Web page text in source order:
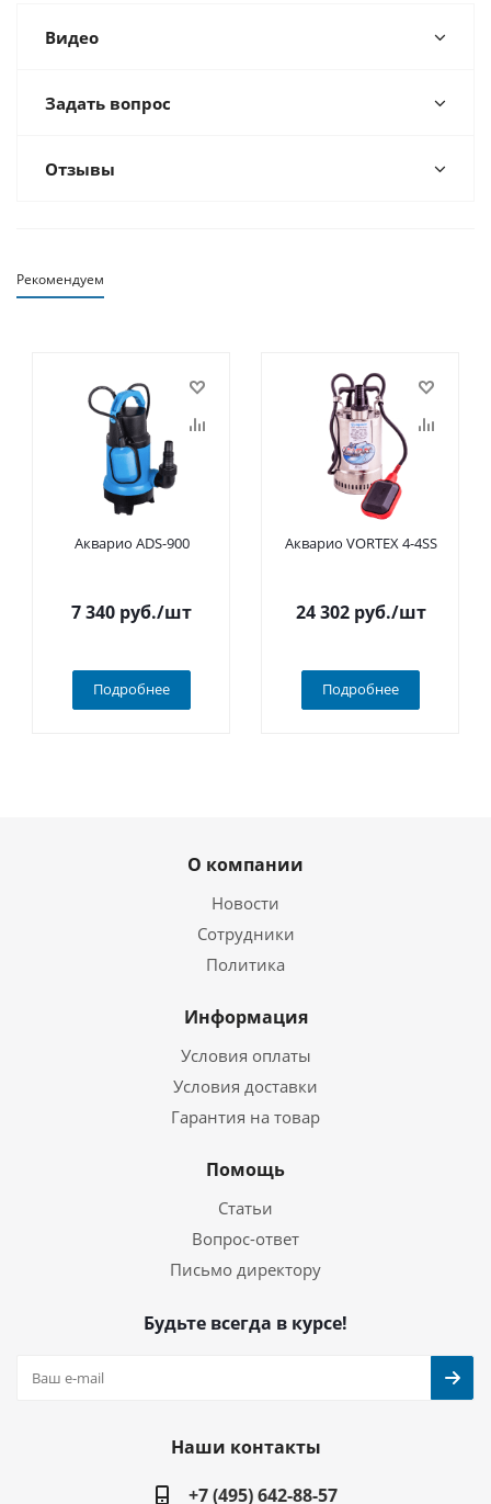
Видео
Задать вопрос
Отзывы
Рекомендуем
Акварио ADS-900
7 340 руб./шт
Подробнее
Акварио VORTEX 4-4SS
24 302руб./шт
Подробнее
О компании
Новости
Сотрудники
Политика
Информация
Условия оплаты
Условия доставки
Гарантия на товар
Помощь
Статьи
Вопрос-ответ
Письмо директору
Будьте всегда в курсе!
Наши контакты
+7 (495) 642-88-57